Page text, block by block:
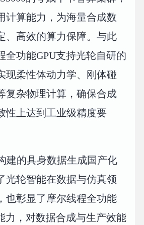
计算能力，为海量合成数
、高效的算力保障。与此
全功能GPU支持光轮自研的
现柔性体动力学、刚体碰
复杂物理计算，确保合成
性上达到工业级精度要
建的具身数据生成国产化
光轮智能在数据与仿真领
也彰显了摩尔线程全功能
力，对数据合成与生产效能